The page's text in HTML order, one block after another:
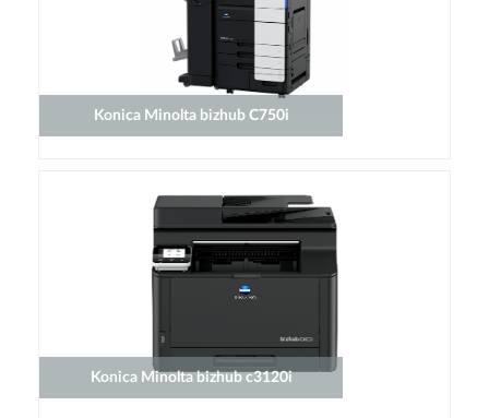
Konica Minolta bizhub C750i
Konica Minolta bizhub c3120i